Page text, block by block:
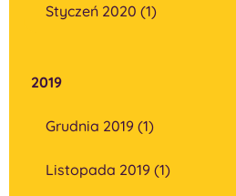
Styczeń 2020 (1)
2019
Grudnia 2019 (1)
Listopada 2019 (1)